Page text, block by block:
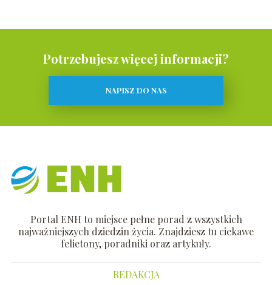
Potrzebujesz więcej informacji?
NAPISZ DO NAS
Portal ENH to miejsce pełne porad z wszystkich
najważniejszych dziedzin życia. Znajdziesz tu ciekawe
felietony, poradniki oraz artykuły.
REDAKCJA